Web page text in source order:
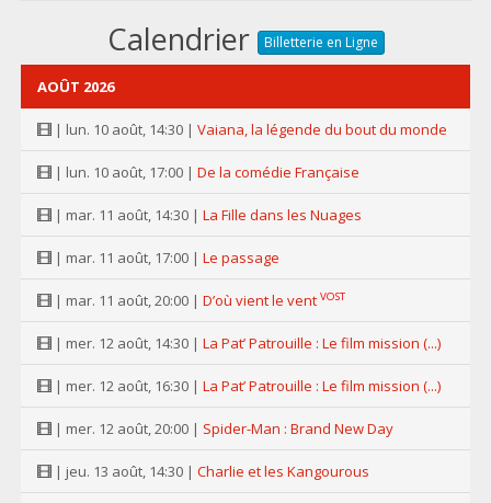
Calendrier Billetterie en Ligne
AOÛT 2026
| lun. 10 août, 14:30 | Vaiana, la légende du bout du monde
| lun. 10 août, 17:00 | De la comédie Française
| mar. 11 août, 14:30 | La Fille dans les Nuages
| mar. 11 août, 17:00 | Le passage
| mar. 11 août, 20:00 | D’où vient le vent VOST
| mer. 12 août, 14:30 | La Pat’ Patrouille : Le film mission (...)
| mer. 12 août, 16:30 | La Pat’ Patrouille : Le film mission (...)
| mer. 12 août, 20:00 | Spider-Man : Brand New Day
| jeu. 13 août, 14:30 | Charlie et les Kangourous